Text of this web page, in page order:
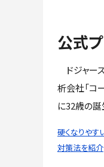
公式
ドジャー
析会社「コ
に32歳の誕
硬くなりやす
対策法を紹介